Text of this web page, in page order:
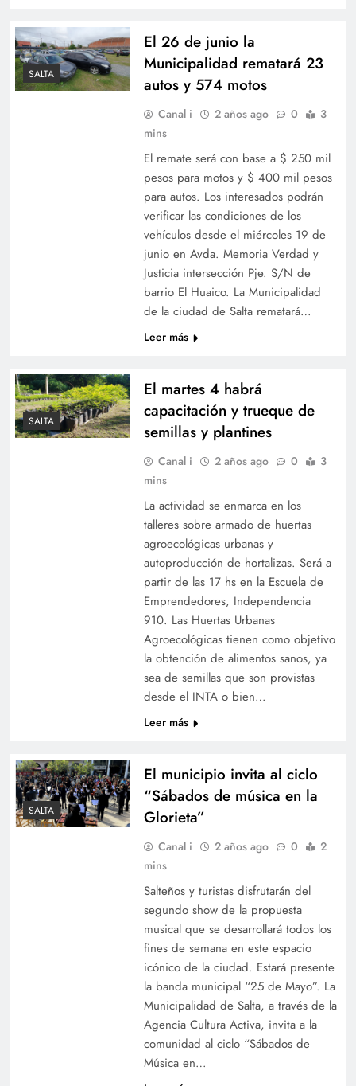
SALTA
El 26 de junio la
Municipalidad rematará 23
autos y 574 motos
Canal i 2 años ago 0
3
mins
El remate será con base a $ 250 mil
pesos para motos y $ 400 mil pesos
para autos. Los interesados podrán
verificar las condiciones de los
vehículos desde el miércoles 19 de
junio en Avda. Memoria Verdad y
Justicia intersección Pje. S/N de
barrio El Huaico. La Municipalidad
de la ciudad de Salta rematará…
Leer más
SALTA
El martes 4 habrá
capacitación y trueque de
semillas y plantines
Canal i 2 años ago 0
3
mins
La actividad se enmarca en los
talleres sobre armado de huertas
agroecológicas urbanas y
autoproducción de hortalizas. Será a
partir de las 17 hs en la Escuela de
Emprendedores, Independencia
910. Las Huertas Urbanas
Agroecológicas tienen como objetivo
la obtención de alimentos sanos, ya
sea de semillas que son provistas
desde el INTA o bien…
Leer más
SALTA
El municipio invita al ciclo
“Sábados de música en la
Glorieta”
Canal i 2 años ago 0
2
mins
Salteños y turistas disfrutarán del
segundo show de la propuesta
musical que se desarrollará todos los
fines de semana en este espacio
icónico de la ciudad. Estará presente
la banda municipal “25 de Mayo”. La
Municipalidad de Salta, a través de la
Agencia Cultura Activa, invita a la
comunidad al ciclo “Sábados de
Música en…